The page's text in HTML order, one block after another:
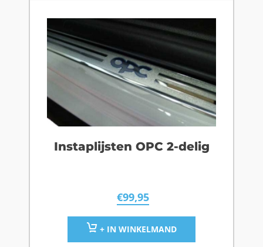
Instaplijsten OPC 2-delig
€99,95
+ IN WINKELMAND